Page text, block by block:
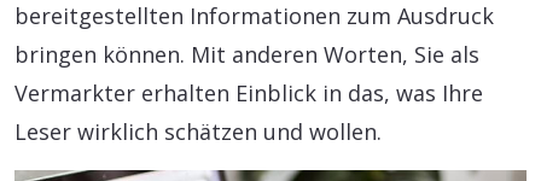
bereitgestellten Informationen zum Ausdruck
bringen können. Mit anderen Worten, Sie als
Vermarkter erhalten Einblick in das, was Ihre
Leser wirklich schätzen und wollen.